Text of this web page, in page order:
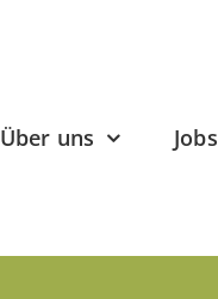
Über uns Jobs